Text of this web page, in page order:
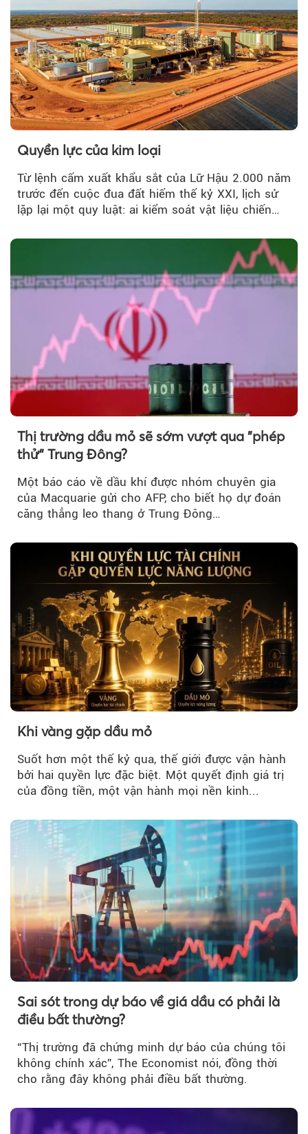
Quyền lực của kim loại
Từ lệnh cấm xuất khẩu sắt của Lữ Hậu 2.000 năm
trước đến cuộc đua đất hiếm thế kỷ XXI, lịch sử
lặp lại một quy luật: ai kiểm soát vật liệu chiến
Thị trường dầu mỏ sẽ sớm vượt qua "phép
thử" Trung Đông?
Một báo cáo về dầu khí được nhóm chuyên gia
của Macquarie gửi cho AFP, cho biết họ dự đoán
căng thẳng leo thang ở Trung Đông…
Khi vàng gặp dầu mỏ
Suốt hơn một thế kỷ qua, thế giới được vận hành
bởi hai quyền lực đặc biệt. Một quyết định giá trị
của đồng tiền, một vận hành mọi nền kinh...
Sai sót trong dự báo về giá dầu có phải là
điều bất thường?
“Thị trường đã chứng minh dự báo của chúng tôi
không chính xác”, The Economist nói, đồng thời
cho rằng đây không phải điều bất thường.